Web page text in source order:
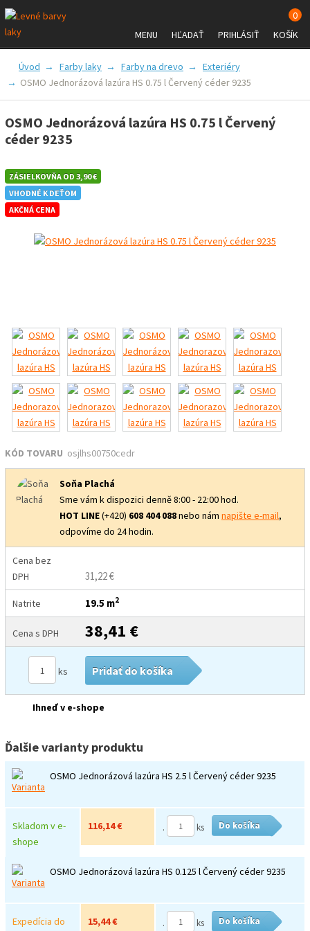
KOŠÍK
0
PRIHLÁSIŤ
HĽADAŤ
MENU
FARBY A LAKY PRÍSLUŠENSTVO
Úvod Farby laky Farby na drevo
Exteriéry
OSMO Jednorázová lazúra HS 0.75 l Červený céder 9235
OSMO Jednorázová lazúra HS 0.75 l Červený
céder 9235
ZÁSIELKOVŇA OD 3,90 €
VHODNÉ K DEŤOM
AKČNÁ CENA
KÓD TOVARU osjlhs00750cedr
Soňa Plachá
Sme vám k dispozici denně 8:00 - 22:00 hod.
HOT LINE(+420) 608 404 088nebo nám napište e-mail,
odpovíme do 24 hodin.
Cena bez
DPH
31,22 €
Natrite 19.5 m2
Cena s DPH 38,41 €
ks Pridať do košíka
Ihneď v e-shope
Ďalšie varianty produktu
OSMO Jednorázová lazúra HS 2.5 l Červený céder 9235
Skladom v e-
shope
116,14 € . ks Do košíka
OSMO Jednorázová lazúra HS 0.125 l Červený céder 9235
Expedícia do 15,44 € . ks Do košíka